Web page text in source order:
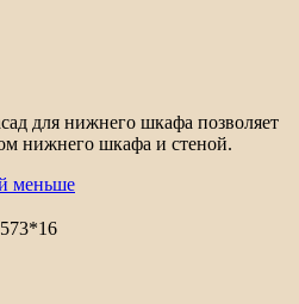
для нижнего шкафа позволяет
нижнего шкафа и стеной.
меньше